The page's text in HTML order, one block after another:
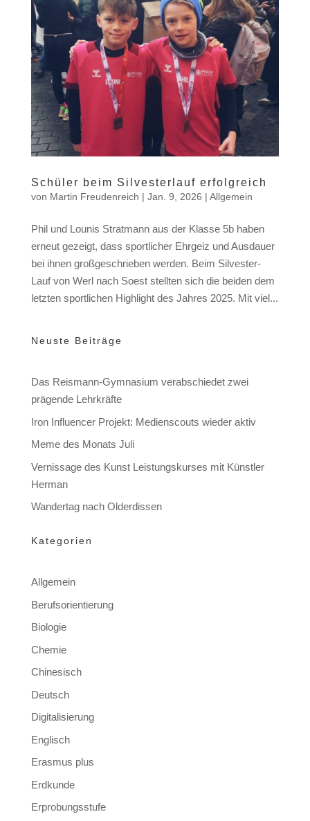
Schüler beim Silvesterlauf erfolgreich
von Martin Freudenreich | Jan. 9, 2026 | Allgemein
Phil und Lounis Stratmann aus der Klasse 5b haben
erneut gezeigt, dass sportlicher Ehrgeiz und Ausdauer
bei ihnen großgeschrieben werden. Beim Silvester-
Lauf von Werl nach Soest stellten sich die beiden dem
letzten sportlichen Highlight des Jahres 2025. Mit viel...
Neuste Beiträge
Das Reismann-Gymnasium verabschiedet zwei
prägende Lehrkräfte
Iron Influencer Projekt: Medienscouts wieder aktiv
Meme des Monats Juli
Vernissage des Kunst Leistungskurses mit Künstler
Herman
Wandertag nach Olderdissen
Kategorien
Allgemein
Berufsorientierung
Biologie
Chemie
Chinesisch
Deutsch
Digitalisierung
Englisch
Erasmus plus
Erdkunde
Erprobungsstufe